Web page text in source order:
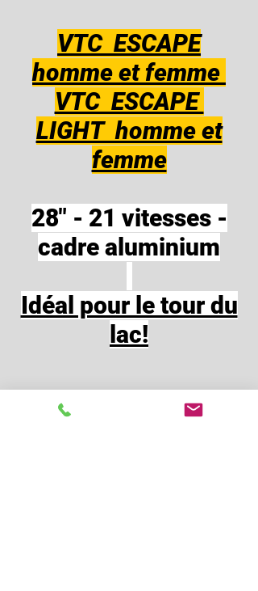
VTC ESCAPE
homme et femme
VTC ESCAPE
LIGHT homme et
femme
28" - 21 vitesses -
cadre aluminium
Idéal pour le tour du
lac!